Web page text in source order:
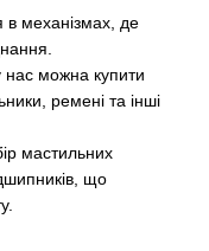
в механізмах, де
нас можна купити
ремені та інші
мастильних
що